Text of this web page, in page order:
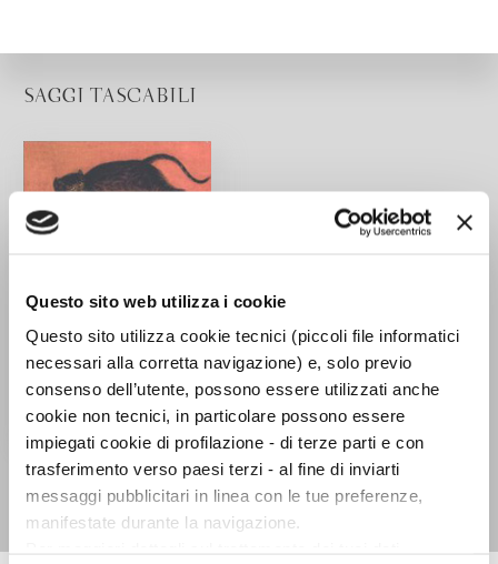
Questo sito web utilizza i cookie
Questo sito utilizza cookie tecnici (piccoli file informatici
necessari alla corretta navigazione) e, solo previo
consenso dell’utente, possono essere utilizzati anche
cookie non tecnici, in particolare possono essere
impiegati cookie di profilazione - di terze parti e con
trasferimento verso paesi terzi - al fine di inviarti
messaggi pubblicitari in linea con le tue preferenze,
manifestate durante la navigazione.
SAGGI TASCABILI
Gatto, amico, mago
Sergius Golowin